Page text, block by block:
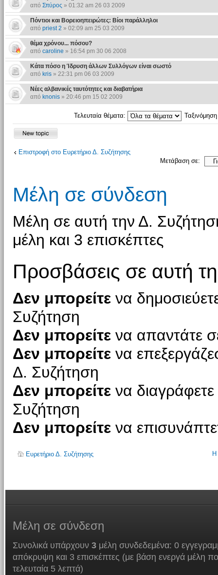
από Σπύρος » 01:32 am 26 03 2009
Πόντιοι και Βορειοηπειρώτες: Βίοι παράλληλοι
από priest 2 » 02:09 am 25 03 2009
θέμα χρόνου... πόσου?
από caroline » 16:54 pm 30 06 2008
Κάτα πόσο η Ίδρυση άλλων Συλλόγων είναι σωστό
από kris» 22:31 pm 06 03 2009
Νέες αλβανικές ταυτότητες και διαβατήρια
από knonis» 20:46 pm 15 02 2009
Τελευταία θέματα:
Επιστροφή στο Ευρετήριο Δ. Συζήτησης
Μετάβαση σε:
Μέλη σε σύνδεση
Μέλη σε αυτή την Δ.
μέλη και 3 επισκέπτες
Προσβάσεις σε αυτή
Δεν μπορείτενα
Συζήτηση
Δεν μπορείτενα απαντάτε
Δεν μπορείτενα
Δ. Συζήτηση
Δεν μπορείτενα διαγράφετε
Συζήτηση
Δεν μπορείτενα
Ευρετήριο Δ. Συζήτησης Η
Μέλη σε σύνδεση
Συνολικά υπάρχουν 3μέλη συνδεδεμένα: 0
απόκρυψη και 3 επισκέπτες (με βάση ενεργά μέλη
τελευταία 5 λεπτά)